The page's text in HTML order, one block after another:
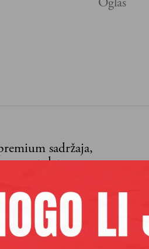
sadržaja,
pretplate.